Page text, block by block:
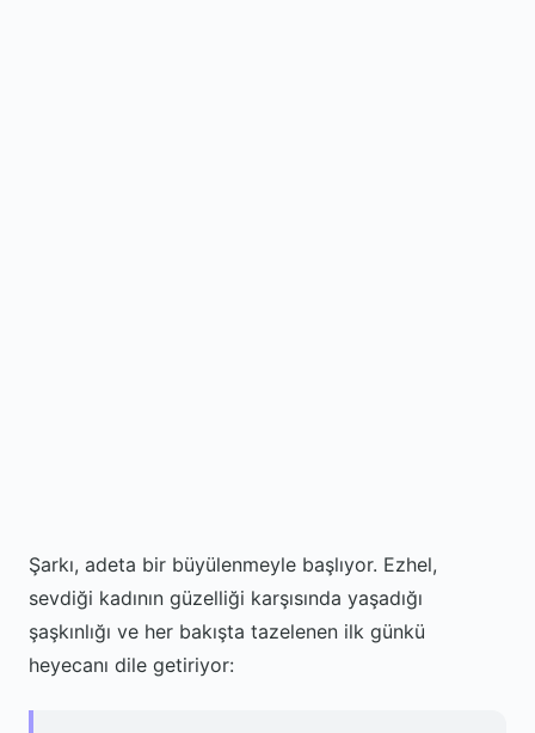
Şarkı, adeta bir büyülenmeyle başlıyor. Ezhel,
sevdiği kadının güzelliği karşısında yaşadığı
şaşkınlığı ve her bakışta tazelenen ilk günkü
heyecanı dile getiriyor: